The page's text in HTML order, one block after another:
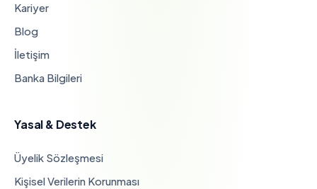
Kariyer
Blog
İletişim
Banka Bilgileri
Yasal & Destek
Üyelik Sözleşmesi
Kişisel Verilerin Korunması